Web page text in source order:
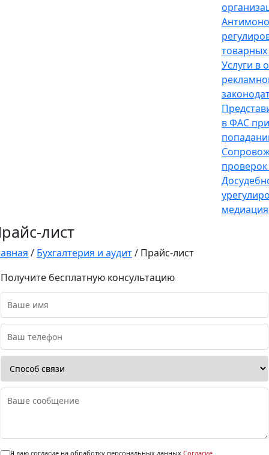
Услуги в
в ФАС
медиация
лист
/ Бухгалтерия и аудит/ Прайс-лист
Получите бесплатную консультацию
Я даю согласие на обработку персональных данных Согласие